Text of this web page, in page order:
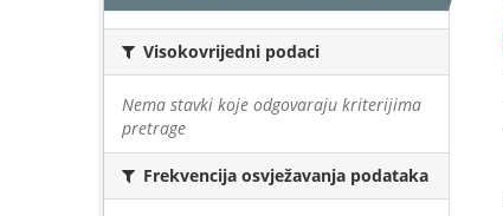
Visokovrijedni podaci
Nema stavki koje odgovaraju kriterijima
pretrage
Frekvencija osvježavanja podataka